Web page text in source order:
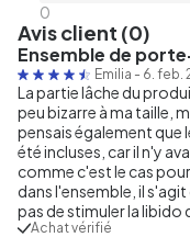
0
Avis client (0)
Ensemble de
Emilia - 6. feb.
La partie lâche du
peu bizarre à ma taille,
pensais également que
été incluses, car il n'y
comme c'est le cas
dans l'ensemble, il
pas de stimuler la libido
Achat vérifié